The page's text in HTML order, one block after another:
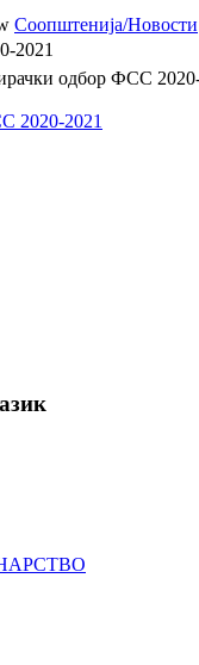
Соопштенија/Новости
2021
одбор ФСС
2020-2021